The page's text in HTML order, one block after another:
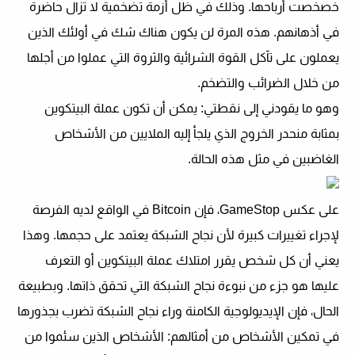
خصخصت أرباحها. وذلك في ظل أزمة تضخمية لا تزال حاضرة
في أذهانهم. هذه المرة لن يكون هناك شك في أولئك الذين
يعملون على تآكل القوة الشرائية والثروة التي عملوا من أجلها
من خلال الضرائب والتضخم.
وهو ما يقودني إلى نقطتي: يمكن أن تكون عملة البيتكوين
بمثابة منحدر الخروج الذي يلجأ إليه الملايين من الأشخاص
الغاضبين في مثل هذه الحالة.
على عكس GameStop، فإن Bitcoin في الواقع
لديه الفرصة
لإجراء تغييرات كبيرة لأن نجاح الشبكة يعتمد على حجمها. وهذا
يعني أن كل شخص يقرر امتلاك عملة البيتكوين أو التعرف
عليها هو جزء من نبوءة نجاح الشبكة التي تحقق ذاتها. وبطبيعة
الحال، فإن الإيديولوجية الكامنة وراء نجاح الشبكة تضرب بجذورها
في تمكين الأشخاص من أمثالهم: الأشخاص الذين سئموا من